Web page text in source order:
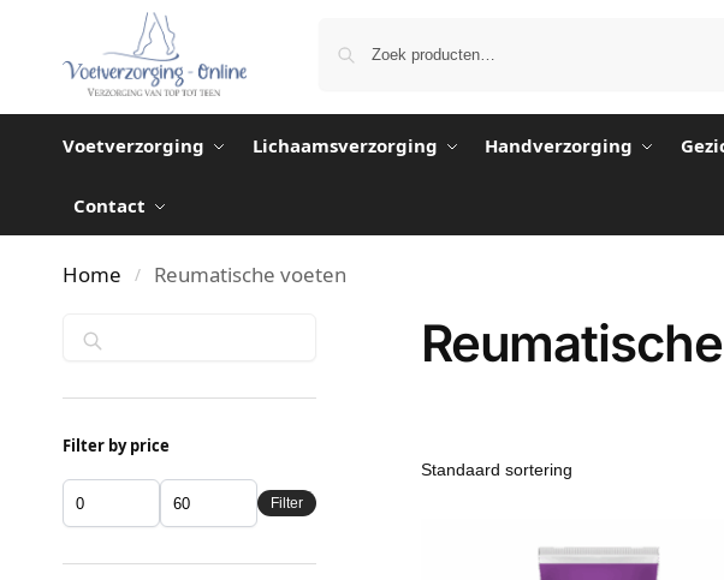
Voetverzorging Lichaamsverzorging Handverzorging
Contact
Home / Reumatische voeten
Filter by price
Filter